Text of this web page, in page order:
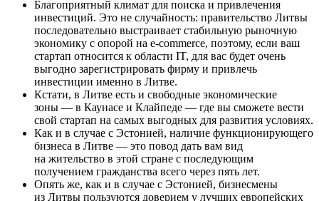
Благоприятный климат для поиска и привлечения
инвестиций. Это не случайность: правительство Литвы
последовательно выстраивает стабильную рыночную
экономику с опорой на e-commerce, поэтому, если ваш
стартап относится к области IT, для вас будет очень
выгодно зарегистрировать фирму и привлечь
инвестиции именно в Литве.
Кстати, в Литве есть и свободные экономические
зоны — в Каунасе и Клайпеде — где вы сможете вести
свой стартап на самых выгодных для развития условиях.
Как и в случае с Эстонией, наличие функционирующего
бизнеса в Литве — это повод дать вам вид
на жительство в этой стране с последующим
получением гражданства всего через пять лет.
Опять же, как и в случае с Эстонией, бизнесмены
из Литвы пользуются доверием у лучших европейских